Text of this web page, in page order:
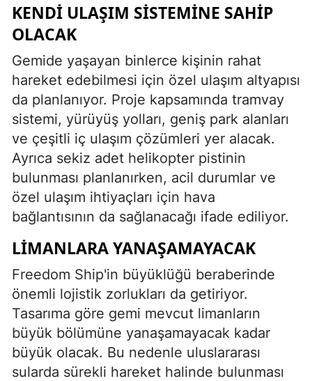
KENDI ULAŞIM SISTEMINE SAHIP
OLACAK
Gemide yaşayan binlerce kişinin rahat
hareket edebilmesi için özel ulaşım altyapısı
da planlanıyor. Proje kapsamında tramvay
sistemi, yürüyüş yolları, geniş park alanları
ve çeşitli iç ulaşım çözümleri yer alacak.
Ayrıca sekiz adet helikopter pistinin
bulunması planlanırken, acil durumlar ve
özel ulaşım ihtiyaçları için hava
bağlantısının da sağlanacağı ifade ediliyor.
LIMANLARA YANAŞAMAYACAK
Freedom Ship'in büyüklüğü beraberinde
önemli lojistik zorlukları da getiriyor.
Tasarıma göre gemi mevcut limanların
büyük bölümüne yanaşamayacak kadar
büyük olacak. Bu nedenle uluslararası
sularda sürekli hareket halinde bulunması